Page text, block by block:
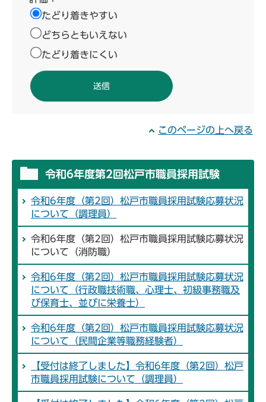
たどり着きやすい
どちらともいえない
たどり着きにくい
このページの上へ戻る
令和6年度第2回松戸市職員採用試験
令和6年度（第2回）松戸市職員採用試験応募状況
について（調理員）
令和6年度（第2回）松戸市職員採用試験応募状況
について（消防職）
令和6年度（第2回）松戸市職員採用試験応募状況
について（行政職技術職、心理士、初級事務職及
び保育士、並びに栄養士）
令和6年度（第2回）松戸市職員採用試験応募状況
について（民間企業等職務経験者）
【受付は終了しました】令和6年度（第2回）松戸
市職員採用試験について（調理員）